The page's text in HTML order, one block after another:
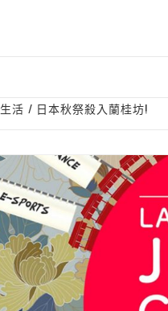
生活 日本秋祭殺入蘭桂坊!